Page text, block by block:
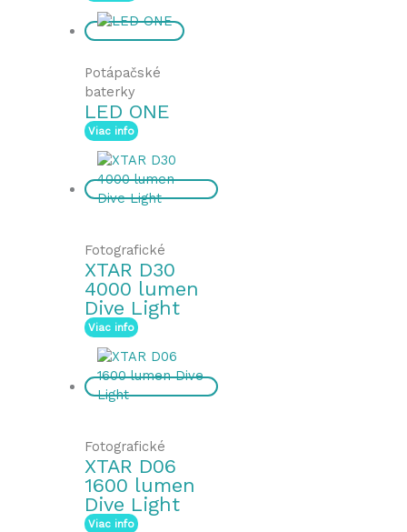
Potápačské
baterky
LED ONE
Viac info
Fotografické
XTAR D30
4000 lumen
Dive Light
Viac info
Fotografické
XTAR D06
1600 lumen
Dive Light
Viac info